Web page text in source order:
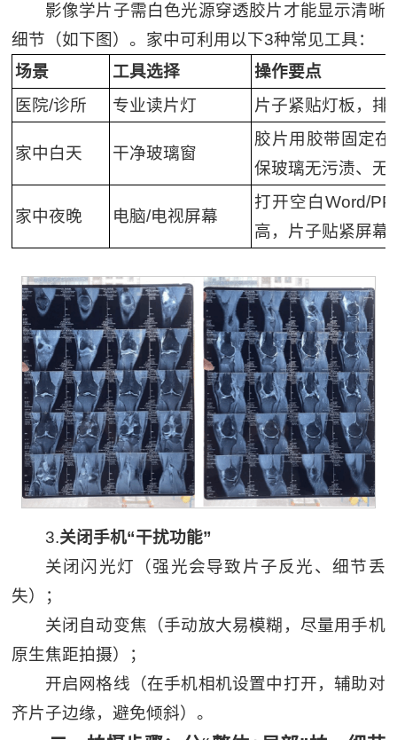
影像学片子需白色光源穿透胶片才能显示清晰
细节 （如下图）。家中可利用以下3种常见工具：
场景
工具选择
操作要点
医院/诊所
专业读片灯 片子紧贴灯板，排
家中白天 干净玻璃窗
胶片用胶带固定
保玻璃无污渍、无
家中夜晚 电脑/电视屏幕
打开空白Word/
高，片子贴紧屏幕
3.关闭手机“干扰功能”
关闭闪光灯（强光会导致片子反光、细节丢
失）；
关闭自动变焦（手动放大易模糊，尽量用手机
原生焦距拍摄）；
开启网格线（在手机相机设置中打开，辅助对
齐片子边缘，避免倾斜）。